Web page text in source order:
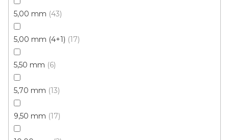
5,00 mm 43
5,00 mm (4+1) 17
5,50 mm 6
5,70 mm 13
9,50 mm 17
Informace
T. G. Masaryka 333
538 21 Slatiňany
Zobrazit na mapě
Po-Pá: 9.00 - 12.00, 13.00 - 17.00
So: pouze pro objednané